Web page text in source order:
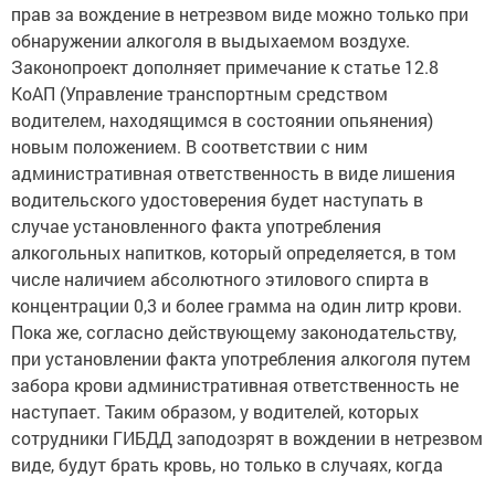
прав за вождение в нетрезвом виде можно только при
обнаружении алкоголя в выдыхаемом воздухе.
Законопроект дополняет примечание к статье 12.8
КоАП (Управление транспортным средством
водителем, находящимся в состоянии опьянения)
новым положением. В соответствии с ним
административная ответственность в виде лишения
водительского удостоверения будет наступать в
случае установленного факта употребления
алкогольных напитков, который определяется, в том
числе наличием абсолютного этилового спирта в
концентрации 0,3 и более грамма на один литр крови.
Пока же, согласно действующему законодательству,
при установлении факта употребления алкоголя путем
забора крови административная ответственность не
наступает. Таким образом, у водителей, которых
сотрудники ГИБДД заподозрят в вождении в нетрезвом
виде, будут брать кровь, но только в случаях, когда